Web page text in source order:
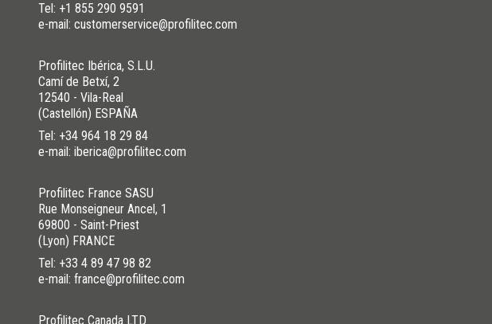
Tel: +1 855 290 9591
e-mail: customerservice@profilitec.com
Profilitec Ibérica, S.L.U.
Camí de Betxí, 2
12540 - Vila-Real
(Castellón) ESPAÑA
Tel: +34 964 18 29 84
e-mail: iberica@profilitec.com
Profilitec France SASU
Rue Monseigneur Ancel, 1
69800 - Saint-Priest
(Lyon) FRANCE
Tel: +33 4 89 47 98 82
e-mail: france@profilitec.com
Profilitec Canada LTD